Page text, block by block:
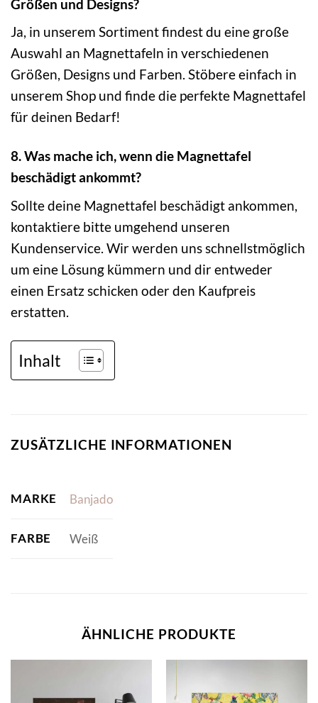
Größen und Designs?
Ja, in unserem Sortiment findest du eine große
Auswahl an Magnettafeln in verschiedenen
Größen, Designs und Farben. Stöbere einfach in
unserem Shop und finde die perfekte Magnettafel
für deinen Bedarf!
8. Was mache ich, wenn die Magnettafel
beschädigt ankommt?
Sollte deine Magnettafel beschädigt ankommen,
kontaktiere bitte umgehend unseren
Kundenservice. Wir werden uns schnellstmöglich
um eine Lösung kümmern und dir entweder
einen Ersatz schicken oder den Kaufpreis
erstatten.
Inhalt
ZUSÄTZLICHE INFORMATIONEN
MARKE Banjado
FARBE Weiß
ÄHNLICHE PRODUKTE